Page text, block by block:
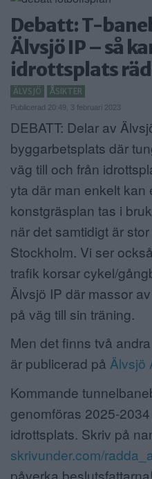
KALENDER
KONTAKT
SAMARBETEN
ANNONSERA
NÄRINGSLIV
MER
Debatt: T-
Älvsjö IP – så
idrottsplats
ÄLVSJÖ ÅSIKTER
Publicerad 20:49, 3 februari 2023
DEBATT: Delar av
byggarbetsplats där
väg till och från
yta där man enkelt kan
konstgräsplan tas i
när det samtidigt är
Stockholm. Vi ser
trafik korsar cykel/
Älvsjö IP där massor
på väg till sin träning.
Men det finns två
är publicerad på Älvsjö
Kommande
genomföras 2025-
idrottsplats. Skriv på
skrivunder.com/
påverka beslutsfattarna!